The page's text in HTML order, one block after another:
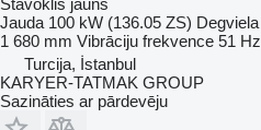
Stāvoklis jauns
Jauda 100 kW (136.05 ZS) Degviela
1 680 mm Vibrāciju frekvence 51 Hz
Turcija, İstanbul
KARYER-TATMAK GROUP
Sazināties ar pārdevēju